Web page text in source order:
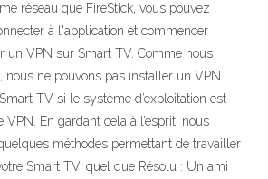
réseau que FireStick, vous pouvez
à l'application et commencer
un VPN sur Smart TV. Comme nous
nous ne pouvons pas installer un VPN
TV si le système d’exploitation est
En gardant cela à l’esprit, nous
méthodes permettant de travailler
Smart TV, quel que Résolu : Un ami